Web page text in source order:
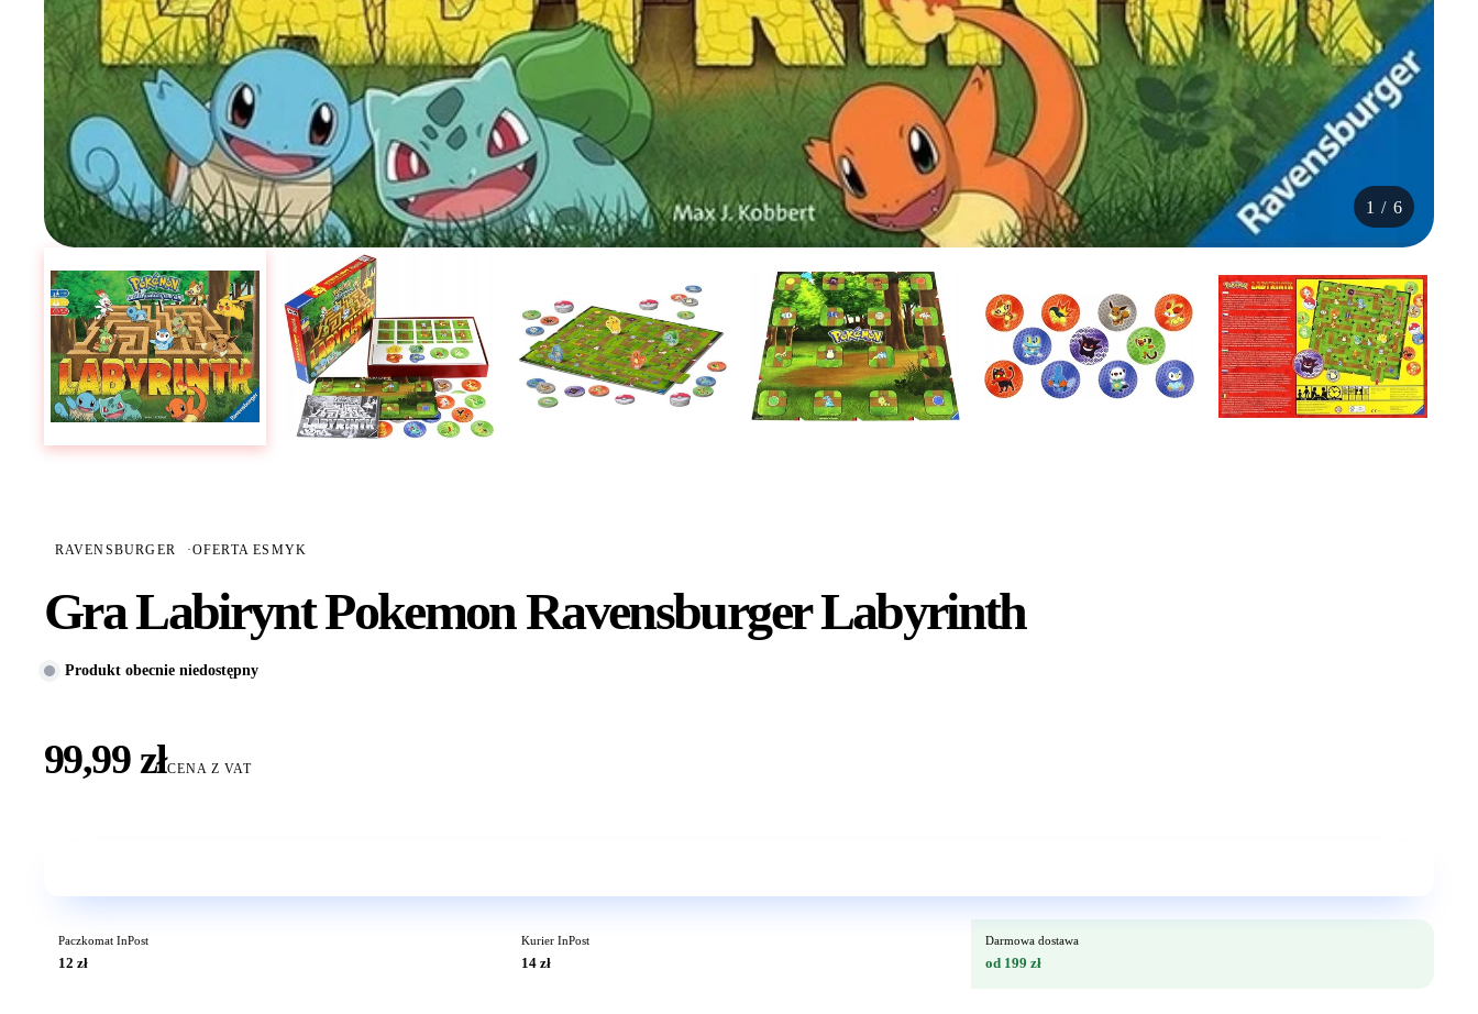
1 / 6
RAVENSBURGER ·OFERTA ESMYK
Gra Labirynt Pokemon Ravensburger Labyrinth
Produkt obecnie niedostępny
99,99 złCENA Z VAT
Paczkomat InPost
12 zł
Kurier InPost
14 zł
Darmowa dostawa
od 199 zł